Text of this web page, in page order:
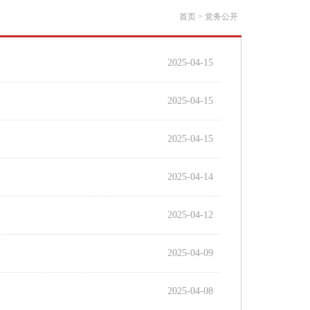
首页 > 党务公开
2025-04-15
2025-04-15
2025-04-15
2025-04-14
2025-04-12
2025-04-09
2025-04-08